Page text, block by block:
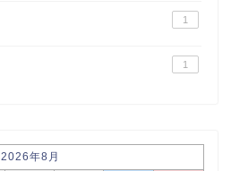
1
1
2026年8月